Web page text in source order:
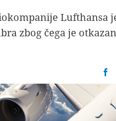
Lufthansa
zbog čega je